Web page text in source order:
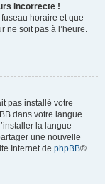
incorrecte !
horaire et que
ne soit pas à l’heure.
pas installé votre
dans votre langue.
la langue
une nouvelle
Internet de phpBB®.